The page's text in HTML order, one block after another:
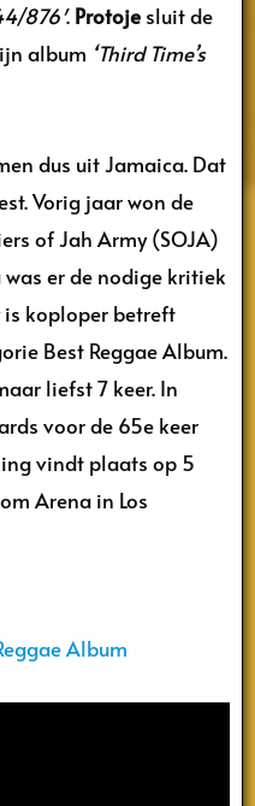
876′. Protoje sluit de
album ‘Third Time’s
dus uit Jamaica. Dat
Vorig jaar won de
of Jah Army (SOJA)
er de nodige kritiek
is koploper betreft
Best Reggae Album.
liefst 7 keer. In
voor de 65e keer
vindt plaats op 5
Arena in Los
Album